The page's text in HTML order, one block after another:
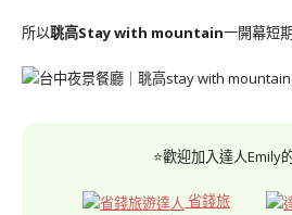
所以聎高Stay with mountain一開幕短
⭐歡迎加入達人Emily
省錢旅